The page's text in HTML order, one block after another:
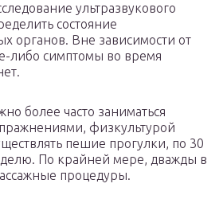
ультразвукового
состояние
органов. Вне зависимости от
либо симптомы во время
более часто заниматься
физкультурой
пешие прогулки, по 30
По крайней мере, дважды в
процедуры.